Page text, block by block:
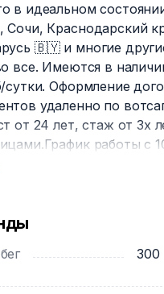
в идеальном
Краснодарский
🇧🇾 и многие
все. Имеются в
договора и
удаленно по
от 24 лет, стаж от 3х
работы с
продления и
300